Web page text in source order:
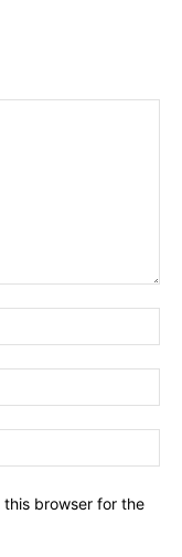
this browser for the